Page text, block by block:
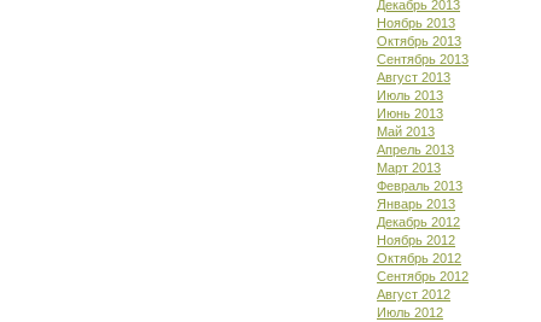
Декабрь 2013
Ноябрь 2013
Октябрь 2013
Сентябрь 2013
Август 2013
Июль 2013
Июнь 2013
Май 2013
Апрель 2013
Март 2013
Февраль 2013
Январь 2013
Декабрь 2012
Ноябрь 2012
Октябрь 2012
Сентябрь 2012
Август 2012
Июль 2012